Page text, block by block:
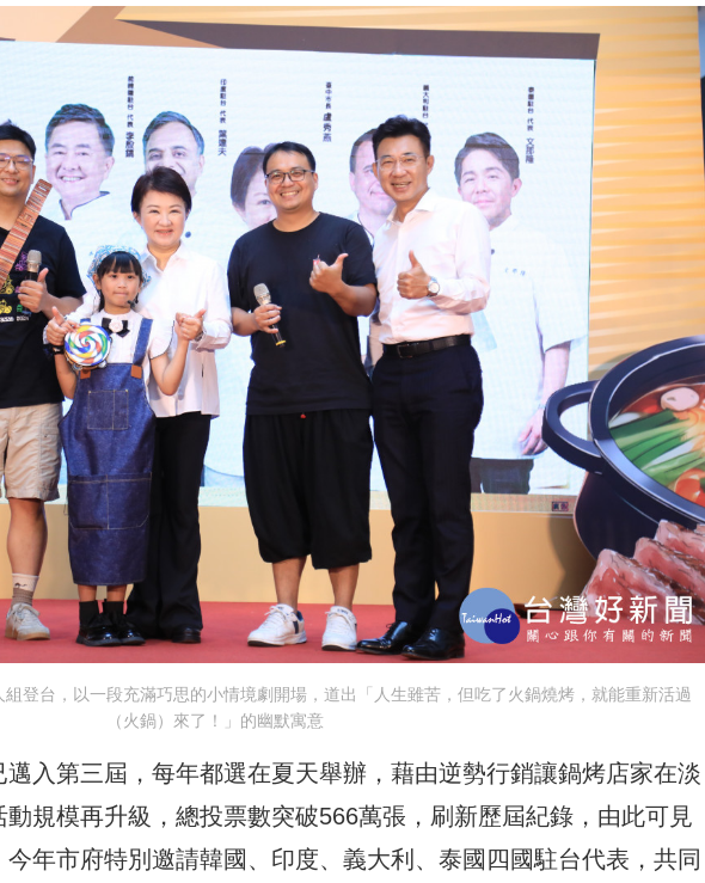
組登台，以一段充滿巧思的小情境劇開場，道出「人生雖苦，但吃了火鍋燒烤，就能重新活過
（火鍋）來了！」的幽默寓意
入第三屆，每年都選在夏天舉辦，藉由逆勢行銷讓鍋烤店家在淡
規模再升級，總投票數突破566萬張，刷新歷屆紀錄，由此可見
年市府特別邀請韓國、印度、義大利、泰國四國駐台代表，共同